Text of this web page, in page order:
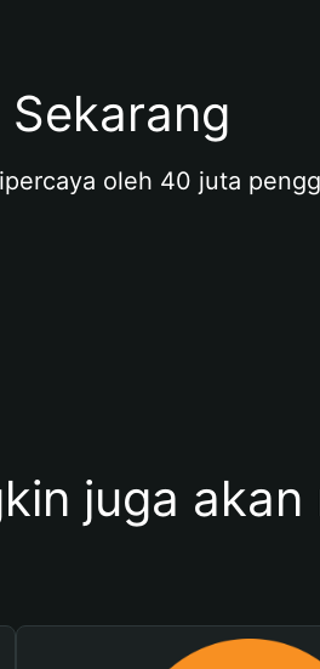
oleh 40 juta
juga